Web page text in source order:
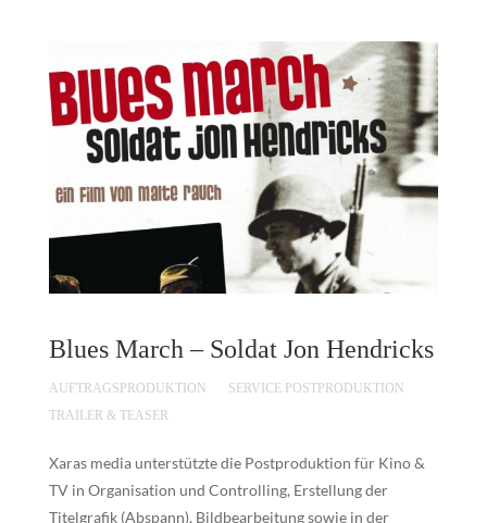
Blues March – Soldat Jon Hendricks
AUFTRAGSPRODUKTION
SERVICE POSTPRODUKTION
TRAILER & TEASER
Xaras media unterstützte die Postproduktion für Kino &
TV in Organisation und Controlling, Erstellung der
Titelgrafik (Abspann), Bildbearbeitung sowie in der